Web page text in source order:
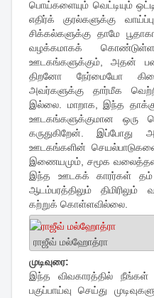
பொய்களையும் வெட்டியும்
எதிர்க் குரல்களுக்கு
சிக்கல்களுக்கு தாமே
வழக்கமாகக்
ஊடகங்களுக்கும், அதன்
திறனோ நேர்மையோ
அவர்களுக்கு தார்மீக
இல்லை. மாறாக, இந்த
ஊடகங்களுக்குமான ஒரு
கருதுகிறேன். இப்போது
ஊடகங்களின் செயல்பாடுகளை
இணையமும், சமூக
இந்த ஊடகக் காரர்கள் தம்
ஆடம்பரத்திலும்
கற்றுக் கொள்ளவில்லை.
ராஜீவ் மல்ஹோத்ரா
முடிவுரை:
இந்த விவகாரத்தில் நீங்கள்
பகுப்பாய்வு செய்து